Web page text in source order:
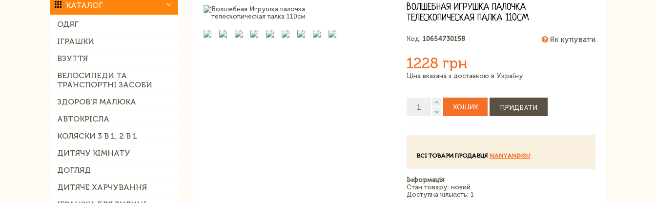
КАТАЛОГ
ОДЯГ
ІГРАШКИ
ВЗУТТЯ
ВЕЛОСИПЕДИ ТА
ТРАНСПОРТНІ ЗАСОБИ
ЗДОРОВ'Я МАЛЮКА
АВТОКРІСЛА
КОЛЯСКИ 3 В 1, 2 В 1
ДИТЯЧУ КІМНАТУ
ДОГЛЯД
ДИТЯЧЕ ХАРЧУВАННЯ
ВОЛШЕБНАЯ ИГРУШКА ПАЛОЧКА
ТЕЛЕСКОПИЧЕСКАЯ ПАЛКА 110СМ
Код: 10654730158 Як купувати
1228 грн
Ціна вказана з доставкою в Україну
КОШИК ПРИДБАТИ
ВСІ ТОВАРИ ПРОДАВЦЯNANYANINSU
Інформація
Стан товару: новий
Доступна кількість: 1